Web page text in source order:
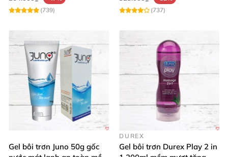
Oh Gee 30mltừ chúng tôi để biến mọi khoảnh khắc
(739)
(737)
Gel bôi trơn Juno 50g gốc
DUREX
Gel bôi trơn Durex Play 2 in